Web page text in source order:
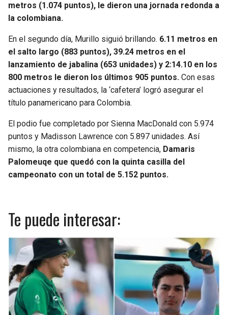
metros (1.074 puntos), le dieron una jornada redonda a
la colombiana.
En el segundo día, Murillo siguió brillando. 6.11 metros en
el salto largo (883 puntos), 39.24 metros en el
lanzamiento de jabalina (653 unidades) y 2:14.10 en los
800 metros le dieron los últimos 905 puntos. Con esas
actuaciones y resultados, la ‘cafetera’ logró asegurar el
título panamericano para Colombia.
El podio fue completado por Sienna MacDonald con 5.974
puntos y Madisson Lawrence con 5.897 unidades. Así
mismo, la otra colombiana en competencia, Damaris
Palomeuqe que quedó con la quinta casilla del
campeonato con un total de 5.152 puntos.
Te puede interesar: